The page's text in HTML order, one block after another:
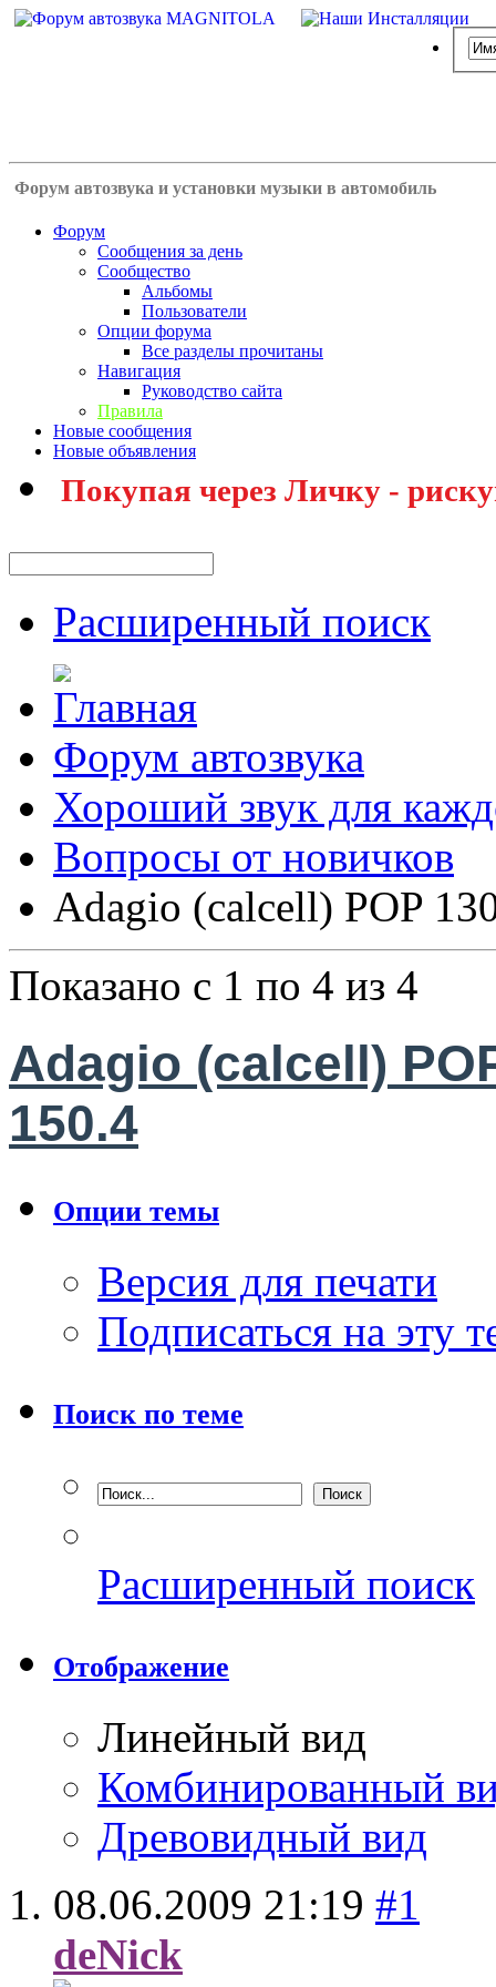
Форум автозвука и установки музыки в автомобиль
Форум
Сообщения за день
Сообщество
Альбомы
Пользователи
Опции форума
Все разделы прочитаны
Навигация
Руководство сайта
Правила
Новые сообщения
Новые объявления
Покупая через Личку -
Расширенный поиск
Форум автозвука
Хороший звук для
Вопросы от новичков
Adagio (calcell) POP
Показано с 1 по 4 из 4
Adagio (calcell)
150.4
Опции темы
Версия для печати
Подписаться на эту
Поиск по теме
Расширенный поиск
Отображение
Линейный вид
Комбинированный
Древовидный вид
08.06.2009 21:19 #1
deNick